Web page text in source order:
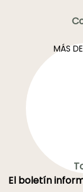
MÁS
El boletín